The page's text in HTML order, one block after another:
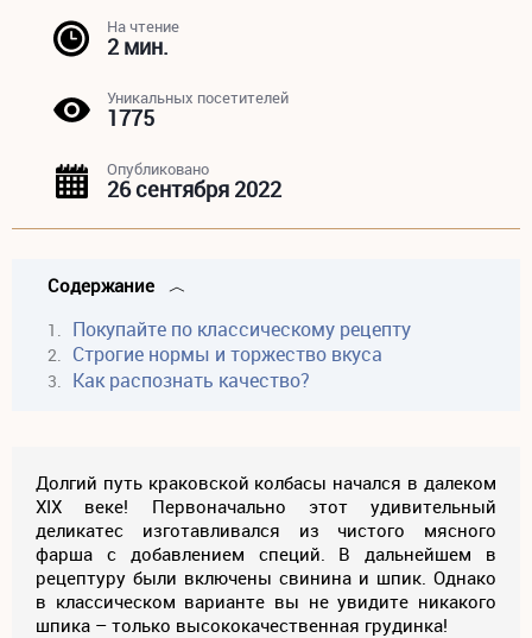
На чтение
2 мин.
Уникальных посетителей
1775
Опубликовано
26 сентября 2022
Содержание
Покупайте по классическому рецепту
Строгие нормы и торжество вкуса
Как распознать качество?
Долгий путь краковской колбасы начался в далеком
XIX веке! Первоначально этот удивительный
деликатес изготавливался из чистого мясного
фарша с добавлением специй. В дальнейшем в
рецептуру были включены свинина и шпик. Однако
в классическом варианте вы не увидите никакого
шпика – только высококачественная грудинка!